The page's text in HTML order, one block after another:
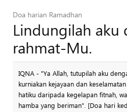
Doa harian Ramadhan
Lindungilah aku
rahmat-Mu.
IQNA - "Ya Allah, tutupilah aku
kurniakan kejayaan dan
hatiku daripada kegelapan fitnah,
hamba yang beriman". [Doa hari